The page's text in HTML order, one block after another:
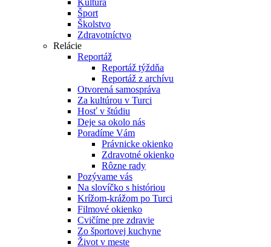
Kultúra
Šport
Školstvo
Zdravotníctvo
Relácie
Reportáž
Reportáž týždňa
Reportáž z archívu
Otvorená samospráva
Za kultúrou v Turci
Hosť v štúdiu
Deje sa okolo nás
Poradíme Vám
Právnicke okienko
Zdravotné okienko
Rôzne rady
Pozývame vás
Na slovíčko s históriou
Krížom-krážom po Turci
Filmové okienko
Cvičíme pre zdravie
Zo športovej kuchyne
Život v meste